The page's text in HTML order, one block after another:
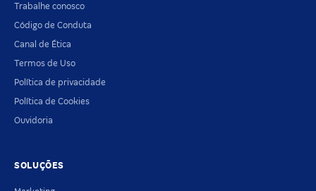
Trabalhe conosco
Código de Conduta
Canal de Ética
Termos de Uso
Política de privacidade
Política de Cookies
Ouvidoria
SOLUÇÕES